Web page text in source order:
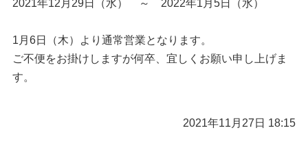
2021年12月29日（水） ～ 2022年1月5日（水）
1月6日（木）より通常営業となります。
ご不便をお掛けしますが何卒、宜しくお願い申し上げま
す。
2021年11月27日 18:15